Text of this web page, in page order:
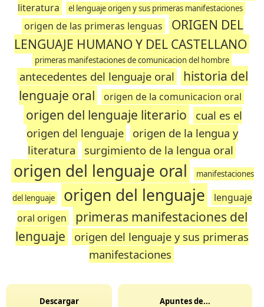
literatura
el lenguaje origen y sus primeras manifestaciones
origen de las primeras lenguas
ORIGEN DEL
LENGUAJE HUMANO Y DEL CASTELLANO
primeras manifestaciones de comunicacion del hombre
antecedentes del lenguaje oral
historia del
lenguaje oral
origen de la comunicacion oral
origen del lenguaje literario
cual es el
origen del lenguaje
origen de la lengua y
literatura
surgimiento de la lengua oral
origen del lenguaje oral manifestaciones
del lenguaje origen del lenguaje
lenguaje
oral origen
primeras manifestaciones del
lenguaje
origen del lenguaje y sus primeras
manifestaciones
Descargar Apuntes de...